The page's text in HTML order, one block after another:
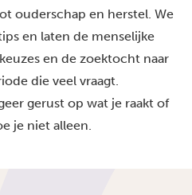
ouderschap en herstel. We
en laten de menselijke
en de zoektocht naar
die veel vraagt.
gerust op wat je raakt of
je niet alleen.